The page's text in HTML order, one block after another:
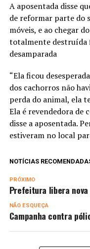
A aposentada disse
de reformar parte do
móveis, e ao chegar
totalmente destruída
desamparada
“Ela ficou
dos cachorros não
perda do animal, ela
Ela é revendedora de
disse a aposentada.
estiveram no local
NOTÍCIAS
PRÓXIMO
Prefeitura libera
NÃO ESQUEÇA
Campanha contra